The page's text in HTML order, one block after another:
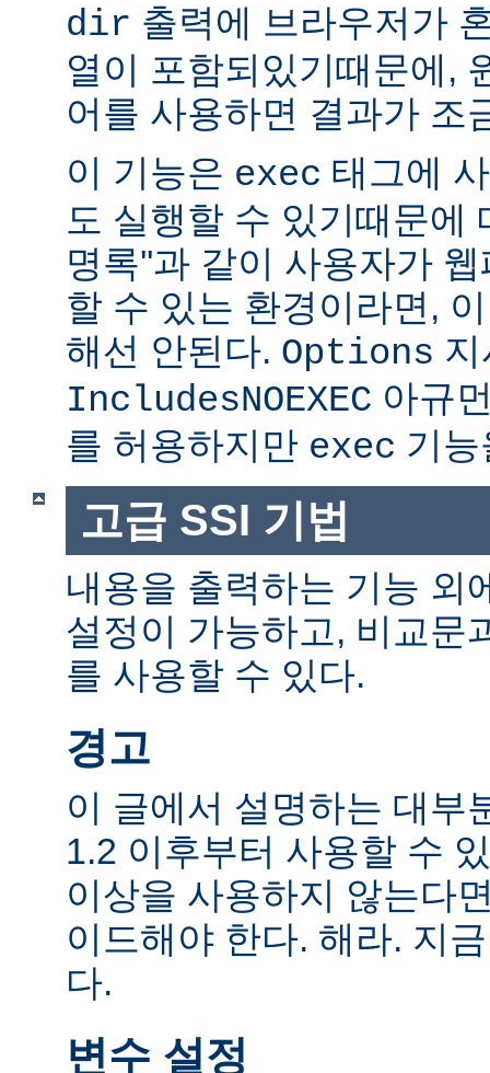
dir 출력에 브라우저가
열이 포함되있기때문에,
어를 사용하면 결과가 조
이 기능은 exec 태그에
도 실행할 수 있기때문에
명록''과 같이 사용자가
할 수 있는 환경이라면,
해선 안된다. Options
IncludesNOEXEC 아규
를 허용하지만 exec 기
고급 SSI 기법
내용을 출력하는 기능 외
설정이 가능하고, 비교문
를 사용할 수 있다.
경고
이 글에서 설명하는 대부
1.2 이후부터 사용할 수
이상을 사용하지 않는다
이드해야 한다. 해라. 지
다.
변수 설정